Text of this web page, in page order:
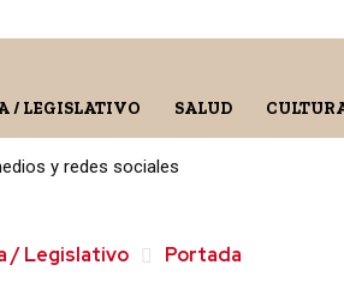
/ LEGISLATIVO SALUD
y redes sociales
/ Legislativo Portada